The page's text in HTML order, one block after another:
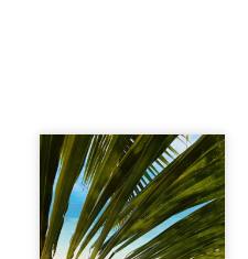
Au réveil, Pierre,
jeune retraité,
découvre qu’il est
devenu une
séduisante femme
métissée de trente